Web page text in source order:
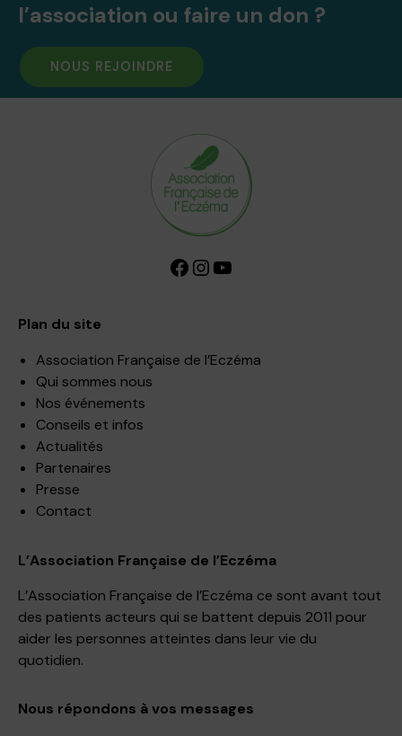
l’association ou faire un don ?
NOUS REJOINDRE
Facebook InstagramYouTube
Plan du site
Association Française de l’Eczéma
Qui sommes nous
Nos événements
Conseils et infos
Actualités
Partenaires
Presse
Contact
L’Association Française de l’Eczéma
L’Association Française de l’Eczéma ce sont avant tout
des patients acteurs qui se battent depuis 2011 pour
aider les personnes atteintes dans leur vie du
quotidien.
Nous répondons à vos messages